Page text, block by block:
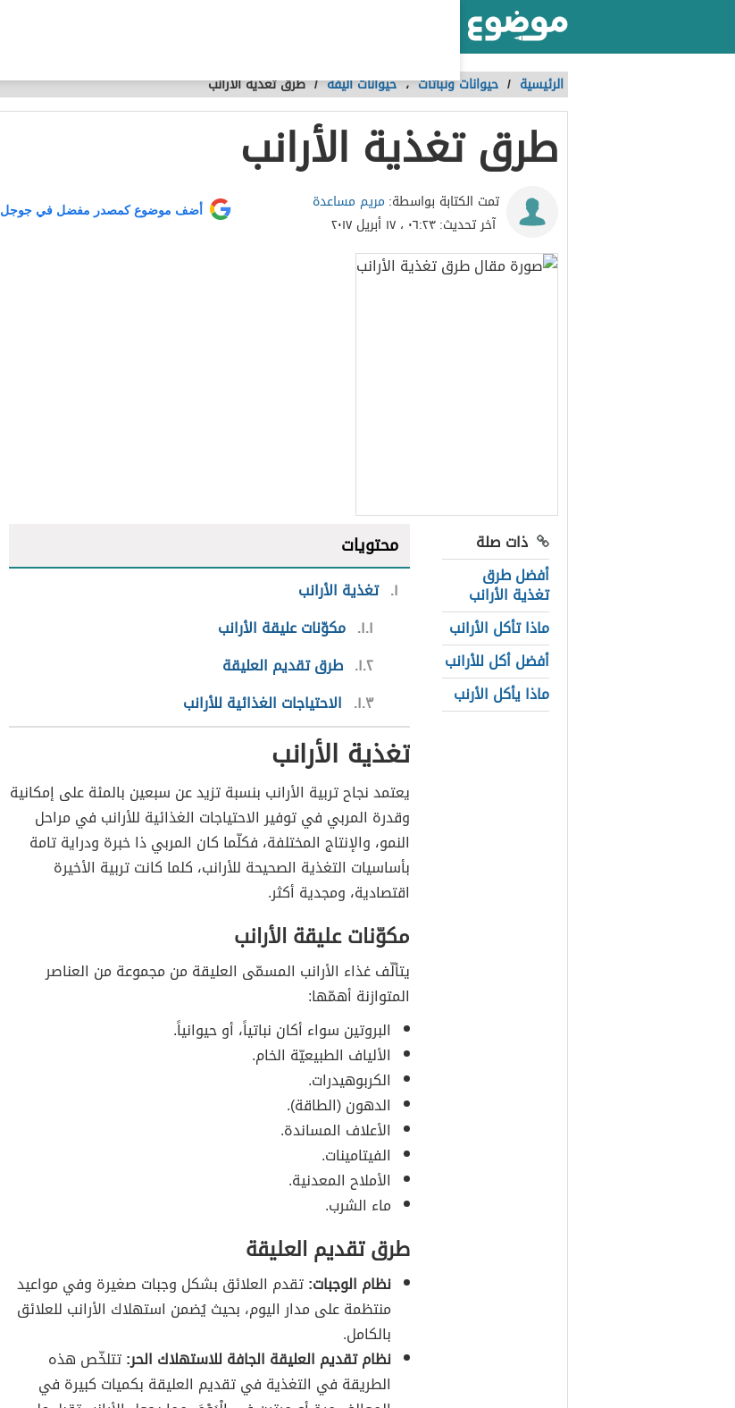
الرئيسية / حيوانات ونباتات،حيوانات أليفة /طرق تغذية الأرانب
طرق تغذية الأرانب
تمت الكتابة بواسطة: مريم مساعدة
آخر تحديث:٠٦:٢٣ ، ١٧ أبريل ٢٠١٧
أضف موضوع كمصدر مفضل في جوجل
ذات صلة
أفضل طرق
تغذية الأرانب
ماذا تأكل الأرانب
أفضل أكل للأرانب
ماذا يأكل الأرنب
محتويات
١ تغذية الأرانب
١.١ مكوّنات عليقة الأرانب
١.٢ طرق تقديم العليقة
١.٣ الاحتياجات الغذائية للأرانب
تغذية الأرانب
يعتمد نجاح تربية الأرانب بنسبة تزيد عن سبعين بالمئة على إمكانية
وقدرة المربي في توفير الاحتياجات الغذائية للأرانب في مراحل
النمو، والإنتاج المختلفة، فكلّما كان المربي ذا خبرة ودراية تامة
بأساسيات التغذية الصحيحة للأرانب، كلما كانت تربية الأخيرة
اقتصادية، ومجدية أكثر.
مكوّنات عليقة الأرانب
يتألّف غذاء الأرانب المسمّى العليقة من مجموعة من العناصر
المتوازنة أهمّها:
البروتين سواء أكان نباتياً، أو حيوانياً.
الألياف الطبيعيّة الخام.
الكربوهيدرات.
الدهون (الطاقة).
الأعلاف المساندة.
الفيتامينات.
الأملاح المعدنية.
ماء الشرب.
طرق تقديم العليقة
نظام الوجبات:تقدم العلائق بشكل وجبات صغيرة وفي مواعيد
منتظمة على مدار اليوم، بحيث يُضمن استهلاك الأرانب للعلائق
بالكامل.
نظام تقديم العليقة الجافة للاستهلاك الحر:تتلخّص هذه
الطريقة في التغذية في تقديم العليقة بكميات كبيرة في